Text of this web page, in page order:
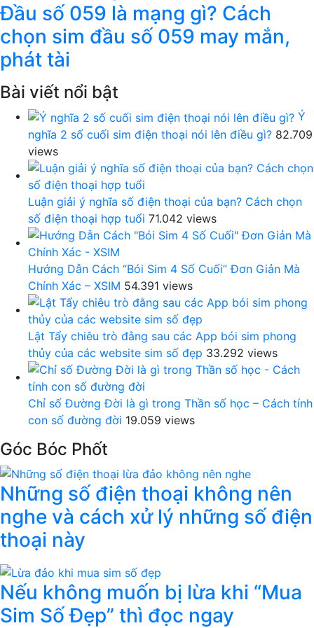
Đầu số 059 là mạng gì? Cách
chọn sim đầu số 059 may mắn,
phát tài
Bài viết nổi bật
Ý
nghĩa 2 số cuối sim điện thoại nói lên điều gì? 82.709
views
Luận giải ý nghĩa số điện thoại của bạn? Cách chọn
số điện thoại hợp tuổi 71.042 views
Hướng Dẫn Cách “Bói Sim 4 Số Cuối” Đơn Giản Mà
Chính Xác – XSIM 54.391 views
Lật Tẩy chiêu trò đằng sau các App bói sim phong
thủy của các website sim số đẹp 33.292 views
Chỉ số Đường Đời là gì trong Thần số học – Cách tính
con số đường đời 19.059 views
Góc Bóc Phốt
Những số điện thoại không nên
nghe và cách xử lý những số điện
thoại này
Nếu không muốn bị lừa khi “Mua
Sim Số Đẹp” thì đọc ngay